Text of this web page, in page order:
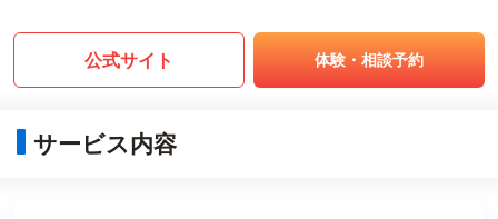
公式サイト 体験・相談予約
サービス内容